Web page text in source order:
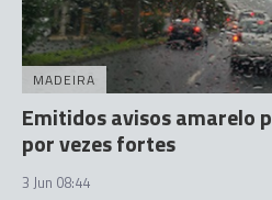
MADEIRA
Emitidos avisos amarelo
por vezes fortes
3 Jun 08:44